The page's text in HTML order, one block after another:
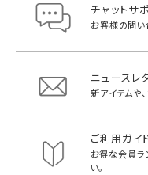
チャットサ
お客様の問
ニュースレ
新アイテムや
ご利用ガイ
お得な会員ラ
い。